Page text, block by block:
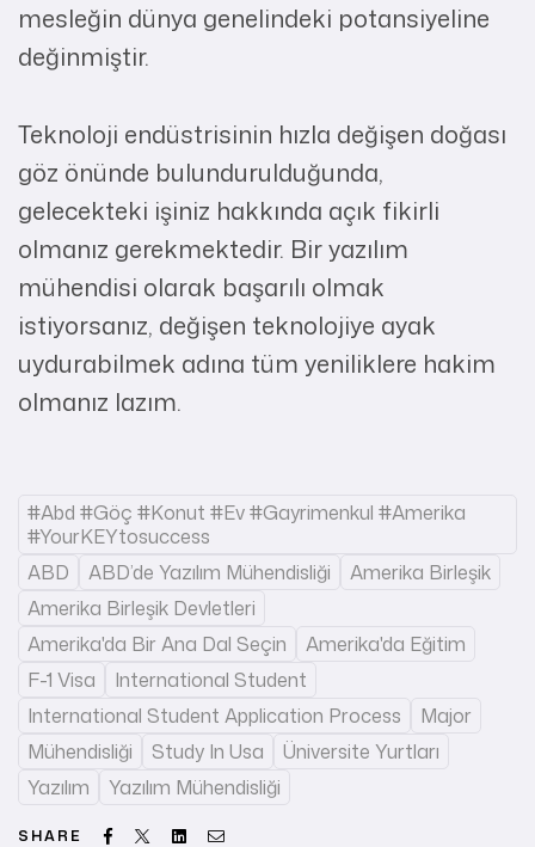
mesleğin dünya genelindeki potansiyeline
değinmiştir.
Teknoloji endüstrisinin hızla değişen doğası
göz önünde bulundurulduğunda,
gelecekteki işiniz hakkında açık fikirli
olmanız gerekmektedir. Bir yazılım
mühendisi olarak başarılı olmak
istiyorsanız, değişen teknolojiye ayak
uydurabilmek adına tüm yeniliklere hakim
olmanız lazım.
#abd #göç #konut #ev #gayrimenkul #amerika
#yourKEYtosuccess
ABD
ABD’de Yazılım Mühendisliği
Amerika Birleşik
Amerika Birleşik Devletleri
Amerika'da Bir Ana Dal Seçin
Amerika'da Eğitim
F-1 Visa
International Student
International Student Application Process
Major
Mühendisliği
Study In Usa
Üniversite Yurtları
Yazılım
Yazılım Mühendisliği
SHARE Facebook
Twitter LinkedinEmail